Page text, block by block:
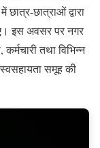
छात्राओं द्वारा
इस अवसर पर नगर
तथा विभिन्न
समूह की